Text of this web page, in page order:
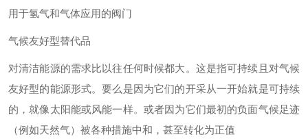
用于氢气和气体应用的阀门
气候友好型替代品
对清洁能源的需求比以往任何时候都大。这是指可持续且对气候
友好型的能源形式。要么是因为它们的开采从一开始就是可持续
的，就像太阳能或风能一样。或者因为它们最初的负面气候足迹
（例如天然气）被各种措施中和，甚至转化为正值